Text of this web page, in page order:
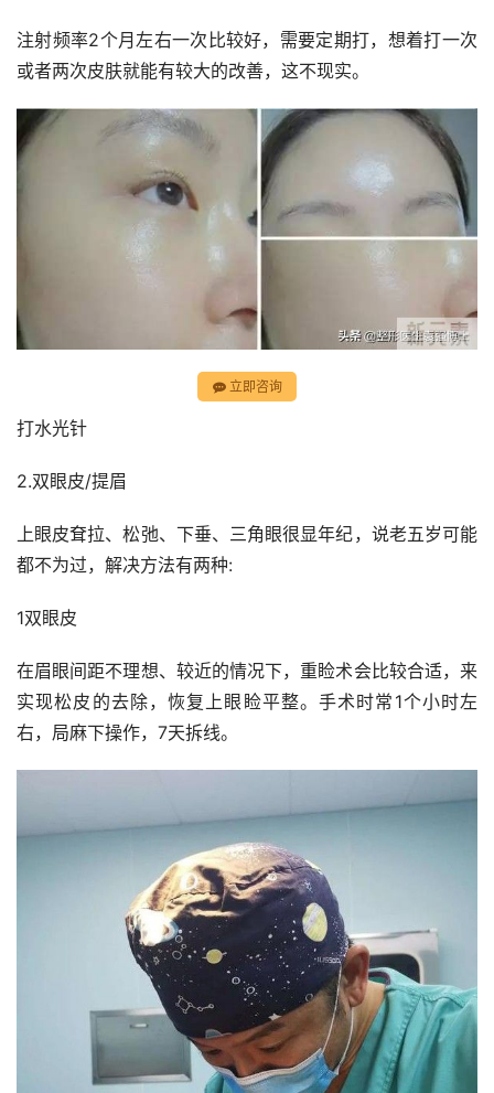
注射频率2个月左右一次比较好，需要定期打，想着打一次
或者两次皮肤就能有较大的改善，这不现实。
立即咨询
打水光针
2.双眼皮/提眉
上眼皮耷拉、松弛、下垂、三角眼很显年纪，说老五岁可能
都不为过，解决方法有两种:
1双眼皮
在眉眼间距不理想、较近的情况下，重睑术会比较合适，来
实现松皮的去除，恢复上眼睑平整。手术时常1个小时左
右，局麻下操作，7天拆线。